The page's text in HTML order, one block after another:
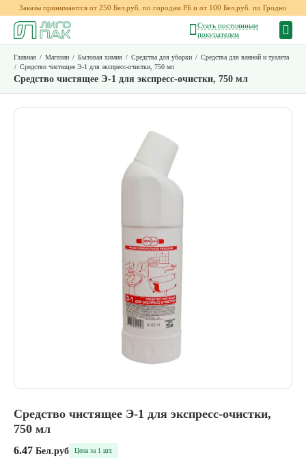
Заказы принимаются от 250 Бел.руб. по городам РБ и от 100 Бел.руб. по Гродно
Стать постоянным
покупателем
Главная / Магазин / Бытовая химия / Средства для уборки / Средства для ванной и туалета
/ Средство чистящее Э-1 для экспресс-очистки, 750 мл
Средство чистящее Э-1 для экспресс-очистки, 750 мл
Средство чистящее Э-1 для экспресс-очистки,
750 мл
6.47 Бел.руб Цена за 1 шт.